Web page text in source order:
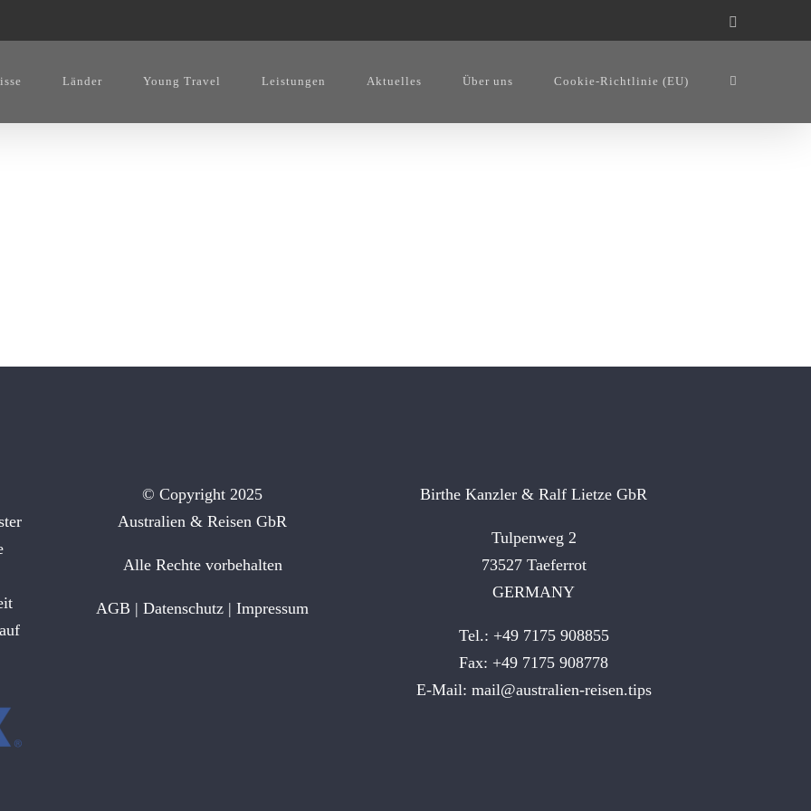
Länder Young Travel Leistungen Aktuelles Über uns Cookie-Richtlinie (EU)
© Copyright 2025
Australien & Reisen GbR
Alle Rechte vorbehalten
AGB |Datenschutz |Impressum
Birthe Kanzler & Ralf Lietze GbR
Tulpenweg 2
73527 Taeferrot
GERMANY
Tel.: +49 7175 908855
Fax: +49 7175 908778
E-Mail: mail@australien-reisen.tips